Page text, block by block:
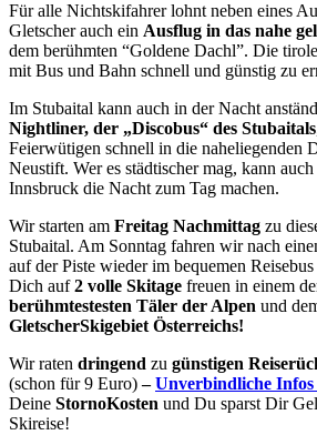
Für alle Nichtskifahrer lohnt neben eines
Gletscher auch ein Ausflug in das nahe
dem berühmten “Goldene Dachl”. Die
mit Bus und Bahn schnell und günstig zu
Im Stubaital kann auch in der Nacht
Nightliner, der „Discobus“ des Stubaitals
Feierwütigen schnell in die naheliegenden
Neustift. Wer es städtischer mag, kann
Innsbruck die Nacht zum Tag machen.
Wir starten am Freitag Nachmittag zu
Stubaital. Am Sonntag fahren wir nach
auf der Piste wieder im bequemen
Dich auf2 volle Skitage freuen in einem
berühmtestesten Täler der Alpen und
GletscherSkigebiet Österreichs!
Wir raten dringend zu günstigen
(schon für 9 Euro)–Unverbindliche Infos
Deine StornoKosten und Du sparst Dir
Skireise!